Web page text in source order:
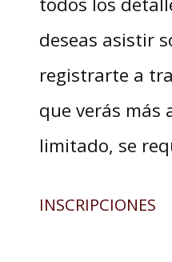
deseas asistir
registrarte a
que verás más
limitado, se
INSCRIPCIONES